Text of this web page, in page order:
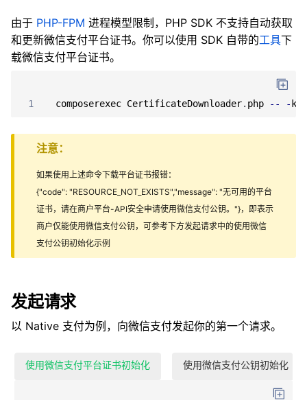
由于 PHP-FPM 进程模型限制，PHP SDK 不支持自动获取
和更新微信支付平台证书。你可以使用 SDK 自带的工具下
载微信支付平台证书。
1 composerexec CertificateDownloader. php -- - k
注意：
如果使用上述命令下载平台证书报错：
{"code": "RESOURCE_NOT_EXISTS","message": "无可用的平台
证书，请在商户平台-API安全申请使用微信支付公钥。"}，即表示
商户仅能使用微信支付公钥，可参考下方发起请求中的使用微信
支付公钥初始化示例
发起请求
以 Native 支付为例，向微信支付发起你的第一个请求。
使用微信支付平台证书初始化 使用微信支付公钥初始化